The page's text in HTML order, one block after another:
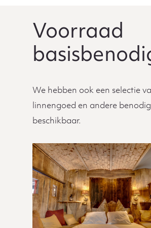
Voorraad
We hebben ook een selectie
linnengoed en andere
beschikbaar.